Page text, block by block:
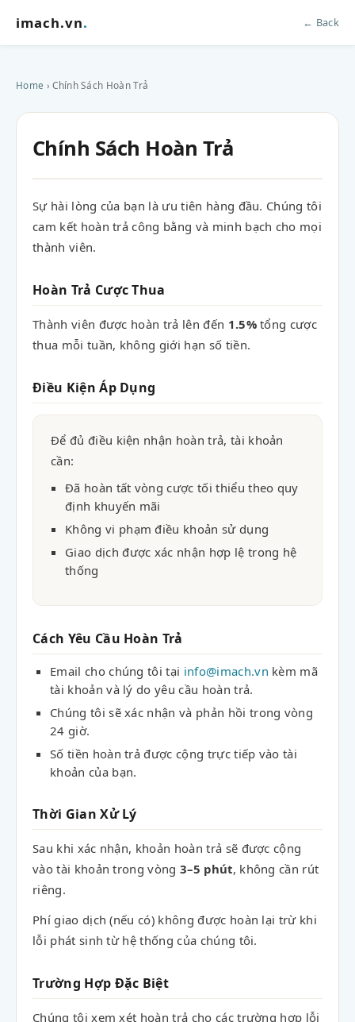
imach.vn. ← Back
Home › Chính Sách Hoàn Trả
Chính Sách Hoàn Trả
Sự hài lòng của bạn là ưu tiên hàng đầu. Chúng tôi
cam kết hoàn trả công bằng và minh bạch cho mọi
thành viên.
Hoàn Trả Cược Thua
Thành viên được hoàn trả lên đến 1.5%tổng cược
thua mỗi tuần, không giới hạn số tiền.
Điều Kiện Áp Dụng
Để đủ điều kiện nhận hoàn trả, tài khoản
cần:
Đã hoàn tất vòng cược tối thiểu theo quy
định khuyến mãi
Không vi phạm điều khoản sử dụng
Giao dịch được xác nhận hợp lệ trong hệ
thống
Cách Yêu Cầu Hoàn Trả
Email cho chúng tôi tại info@imach.vn kèm mã
tài khoản và lý do yêu cầu hoàn trả.
Chúng tôi sẽ xác nhận và phản hồi trong vòng
24 giờ.
Số tiền hoàn trả được cộng trực tiếp vào tài
khoản của bạn.
Thời Gian Xử Lý
Sau khi xác nhận, khoản hoàn trả sẽ được cộng
vào tài khoản trong vòng3–5 phút, không cần rút
riêng.
Phí giao dịch (nếu có) không được hoàn lại trừ khi
lỗi phát sinh từ hệ thống của chúng tôi.
Trường Hợp Đặc Biệt
Chúng tôi xem xét hoàn trả cho các trường hợp lỗi